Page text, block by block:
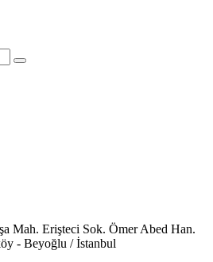
Mah. Erişteci Sok. Ömer Abed Han.
- Beyoğlu / İstanbul